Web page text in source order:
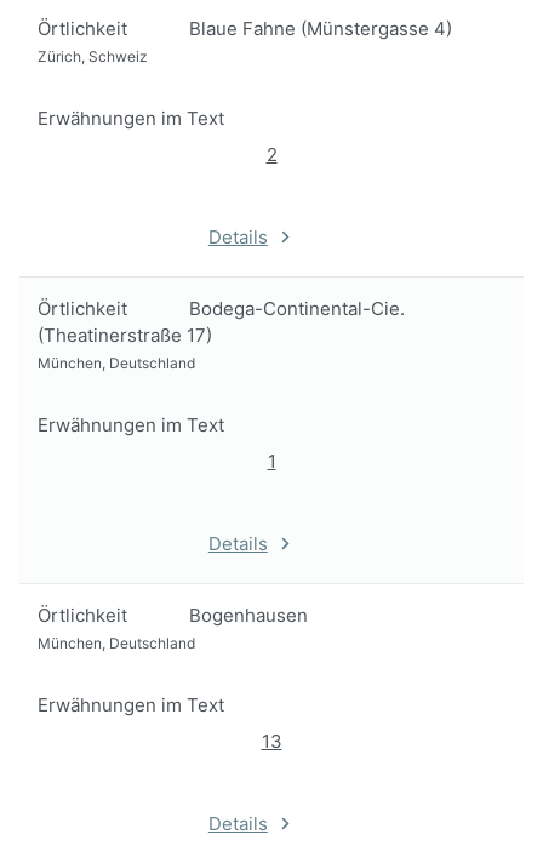
Örtlichkeit Blaue Fahne (Münstergasse 4)
Zürich, Schweiz
Erwähnungen im Text
2
Details
Örtlichkeit
Bodega-Continental-Cie.
(Theatinerstraße 17)
München, Deutschland
Erwähnungen im Text
1
Details
Örtlichkeit Bogenhausen
München, Deutschland
Erwähnungen im Text
13
Details